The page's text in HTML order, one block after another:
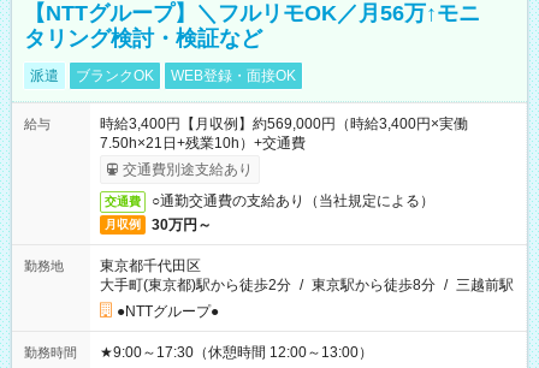
【NTTグループ】＼フルリモOK／月56万↑モニ
タリング検討・検証など
派遣 ブランクOK WEB登録・面接OK
給与
時給3,400円【月収例】約569,000円（時給3,400円×実働
7.50h×21日+残業10h）+交通費
交通費別途支給あり
交通費 ○通勤交通費の支給あり（当社規定による）
月収例 30万円～
勤務地
東京都千代田区
大手町(東京都)駅から徒歩2分 / 東京駅から徒歩8分 / 三越前駅
●NTTグループ●
勤務時間 ★9:00～17:30（休憩時間 12:00～13:00）